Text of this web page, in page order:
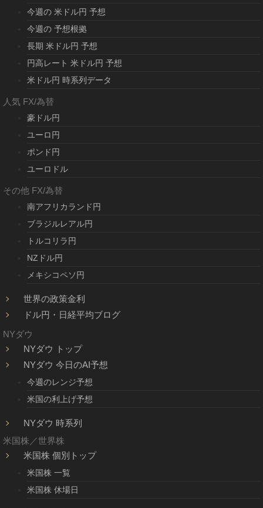
今週の 米ドル円 予想
今週の 予想根拠
長期 米ドル円 予想
円高レート 米ドル円 予想
米ドル円 時系列データ
人気 FX/為替
豪ドル円
ユーロ円
ポンド円
ユーロドル
その他 FX/為替
南アフリカランド円
ブラジルレアル円
トルコリラ円
NZドル円
メキシコペソ円
世界の政策金利
ドル円・日経平均ブログ
NYダウ
NYダウ トップ
NYダウ 今日のAI予想
今週のレンジ予想
米国の利上げ予想
NYダウ 時系列
米国株／世界株
米国株 個別トップ
米国株 一覧
米国株 休場日